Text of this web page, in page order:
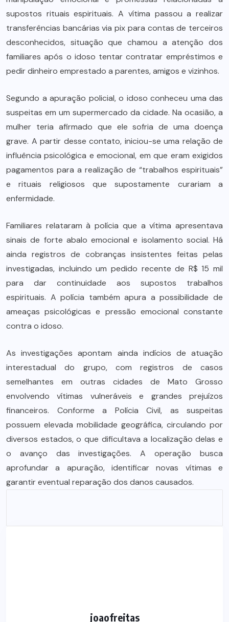
supostos rituais espirituais. A vítima passou a realizar
transferências bancárias via pix para contas de terceiros
desconhecidos, situação que chamou a atenção dos
familiares após o idoso tentar contratar empréstimos e
pedir dinheiro emprestado a parentes, amigos e vizinhos.
Segundo a apuração policial, o idoso conheceu uma das
suspeitas em um supermercado da cidade. Na ocasião, a
mulher teria afirmado que ele sofria de uma doença
grave. A partir desse contato, iniciou-se uma relação de
influência psicológica e emocional, em que eram exigidos
pagamentos para a realização de “trabalhos espirituais”
e rituais religiosos que supostamente curariam a
enfermidade.
Familiares relataram à polícia que a vítima apresentava
sinais de forte abalo emocional e isolamento social. Há
ainda registros de cobranças insistentes feitas pelas
investigadas, incluindo um pedido recente de R$ 15 mil
para dar continuidade aos supostos trabalhos
espirituais. A polícia também apura a possibilidade de
ameaças psicológicas e pressão emocional constante
contra o idoso.
As investigações apontam ainda indícios de atuação
interestadual do grupo, com registros de casos
semelhantes em outras cidades de Mato Grosso
envolvendo vítimas vulneráveis e grandes prejuízos
financeiros. Conforme a Polícia Civil, as suspeitas
possuem elevada mobilidade geográfica, circulando por
diversos estados, o que dificultava a localização delas e
o avanço das investigações. A operação busca
aprofundar a apuração, identificar novas vítimas e
garantir eventual reparação dos danos causados.
joaofreitas